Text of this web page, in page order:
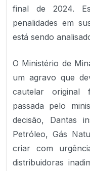
final de 2024.
penalidades em
está sendo
O Ministério de
um agravo que
cautelar original
passada pelo
decisão, Dantas
Petróleo, Gás
criar com
distribuidoras